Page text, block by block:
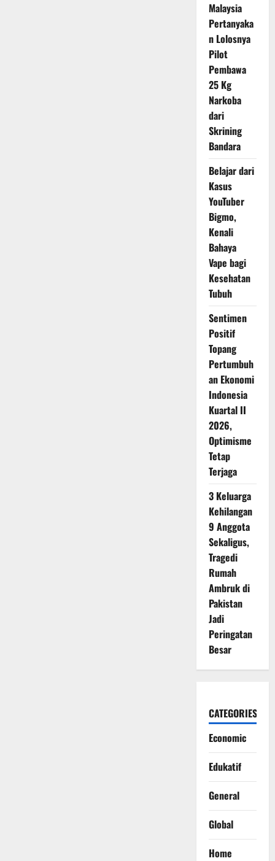
Malaysia
Pertanyaka
n Lolosnya
Pilot
Pembawa
25 Kg
Narkoba
dari
Skrining
Bandara
Belajar dari
Kasus
YouTuber
Bigmo,
Kenali
Bahaya
Vape bagi
Kesehatan
Tubuh
Sentimen
Positif
Topang
Pertumbuh
an Ekonomi
Indonesia
Kuartal II
2026,
Optimisme
Tetap
Terjaga
3 Keluarga
Kehilangan
9 Anggota
Sekaligus,
Tragedi
Rumah
Ambruk di
Pakistan
Jadi
Peringatan
Besar
CATEGORIES
Economic
Edukatif
General
Global
Home